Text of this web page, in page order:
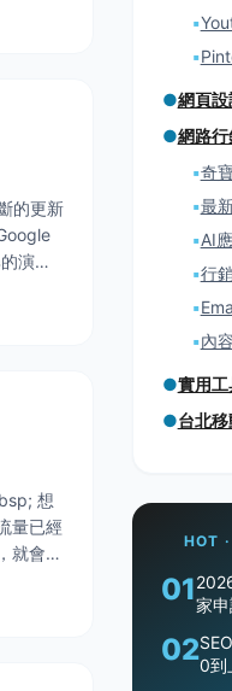
的更新
演算
想
量已經
就會有
▪
▪
●網頁
●網路行
▪奇
▪最
▪AI
▪行
▪
▪內
●實用工
●台北
HOT
01家
020到